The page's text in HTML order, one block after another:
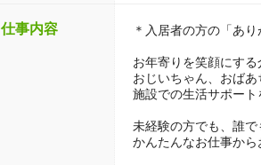
仕事内容 ＊入居者の方の「あ
お年寄りを笑顔にする
おじいちゃん、おば
施設での生活サポート
未経験の方でも、誰
かんたんなお仕事から